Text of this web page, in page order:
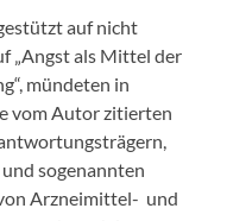
auf nicht
„Angst als Mittel der
mündeten in
vom Autor zitierten
sogenannten
Arzneimittel- und